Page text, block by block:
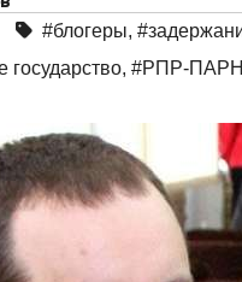
#блогеры,
государство, #РПР-